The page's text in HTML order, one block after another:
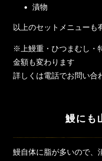
漬物
以上のセットメニューも
※上鰻重・ひつまむし・
金額も変わります
詳しくは電話でお問い合
鰻にも
鰻自体に脂が多いので、